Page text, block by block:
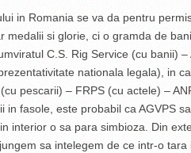
in Romania se va da pentru
medalii si glorie, ci o gramda de
C.S. Rig Service (cu banii) –
nationala legala), in
pescarii) – FRPS (cu actele) –
in fasole, este probabil ca AGVPS
interior o sa para simbioza. Din
sa intelegem de ce intr-o